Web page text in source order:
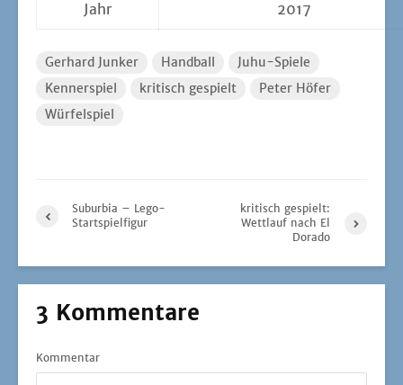
Jahr 2017
Gerhard Junker Handball
Juhu-Spiele
Kennerspiel
kritisch gespielt
Peter Höfer
Würfelspiel
Suburbia – Lego-
Startspielfigur
kritisch gespielt:
Wettlauf nach El
Dorado
3 Kommentare
Kommentar